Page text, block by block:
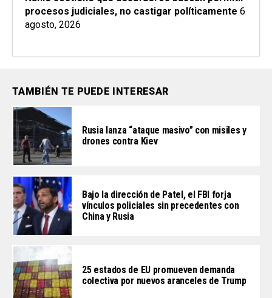
procesos judiciales, no castigar políticamente 6
agosto, 2026
TAMBIÉN TE PUEDE INTERESAR
Rusia lanza “ataque masivo” con misiles y
drones contra Kiev
Bajo la dirección de Patel, el FBI forja
vínculos policiales sin precedentes con
China y Rusia
25 estados de EU promueven demanda
colectiva por nuevos aranceles de Trump